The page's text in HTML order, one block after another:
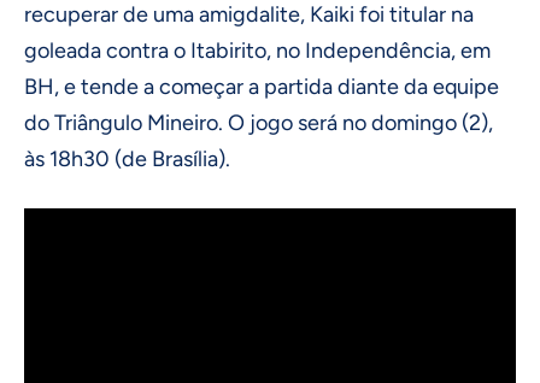
recuperar de uma amigdalite, Kaiki foi titular na
goleada contra o Itabirito, no Independência, em
BH, e tende a começar a partida diante da equipe
do Triângulo Mineiro. O jogo será no domingo (2),
às 18h30 (de Brasília).